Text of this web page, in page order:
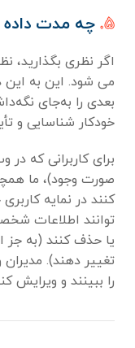
۵. چه مدت
اگر نظری بگذارید،
می شود. این به این
بعدی را به‌جای
خودکار شناسایی و
برای کاربرانی که
صورت وجود)، ما
کنند در نمایه
توانند اطلاعات
یا حذف کنند (به جز
تغییر دهند).
را ببینند و ویرایش